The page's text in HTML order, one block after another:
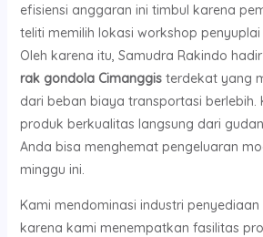
efisiensi anggaran ini timbul karena
teliti memilih lokasi workshop
Oleh karena itu, Samudra Rakindo
rak gondola Cimanggisterdekat yang
dari beban biaya transportasi berlebih.
produk berkualitas langsung dari
Anda bisa menghemat pengeluaran
minggu ini.
Kami mendominasi industri
karena kami menempatkan fasilitas